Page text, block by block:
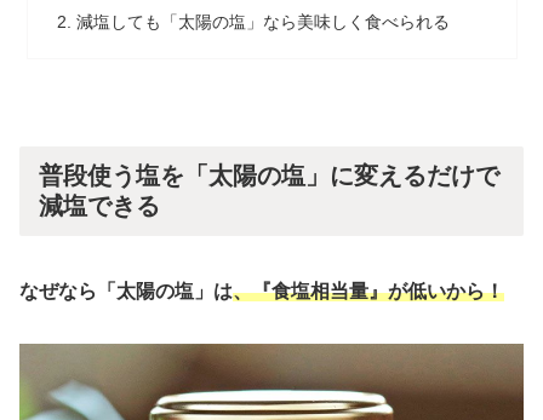
減塩しても「太陽の塩」なら美味しく食べられる
普段使う塩を「太陽の塩」に変えるだけで
減塩できる
なぜなら「太陽の塩」は、『食塩相当量』が低いから！